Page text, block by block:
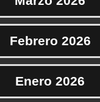
Febrero 2026
Enero 2026